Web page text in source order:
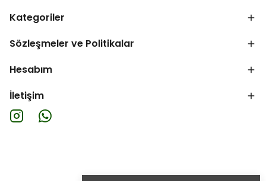
Kategoriler
Sözleşmeler ve Politikalar
Hesabım
İletişim